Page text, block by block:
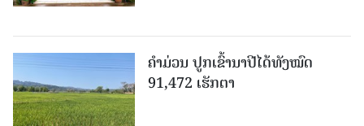
ຄໍາມ່ວນ ປູກເຂົ້ານາປີໄດ້ທັງໝົດ
91,472 ເຮັກຕາ